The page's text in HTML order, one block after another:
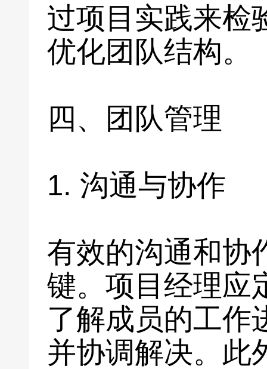
过项目实践来检
优化团队结构。
四、团队管理
1. 沟通与协作
有效的沟通和协
键。项目经理应
了解成员的工作
并协调解决。此